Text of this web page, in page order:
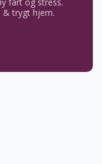
& trygt hjem.